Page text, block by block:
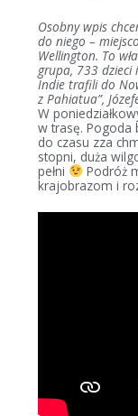
Osobny wpis
do niego –
Wellington. To
grupa, 733 dzieci
Indie trafili do
z Pahiatua”,
W
w trasę. Pogoda
do czasu zza
stopni, duża
pełni
Podróż
krajobrazom i